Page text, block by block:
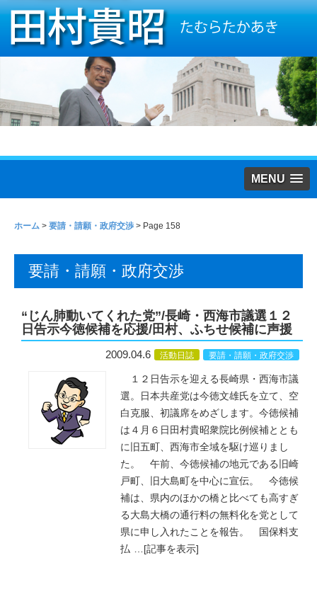
MENU
ホーム > 要請・請願・政府交渉 > Page 158
要請・請願・政府交渉
“じん肺動いてくれた党”/長崎・西海市議選１２
日告示今徳候補を応援/田村、ふちせ候補に声援
2009.04.6 活動日誌 要請・請願・政府交渉
１２日告示を迎える長崎県・西海市議
選。日本共産党は今徳文雄氏を立て、空
白克服、初議席をめざします。今徳候補
は４月６日田村貴昭衆院比例候補ととも
に旧五町、西海市全域を駆け巡りまし
た。 午前、今徳候補の地元である旧崎
戸町、旧大島町を中心に宣伝。 今徳候
補は、県内のほかの橋と比べても高すぎ
る大島大橋の通行料の無料化を党として
県に申し入れたことを報告。 国保料支
払 … [記事を表示]